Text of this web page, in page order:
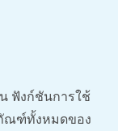
ฟังก์ชันการใช้
ณฑ์ทั้งหมดของ